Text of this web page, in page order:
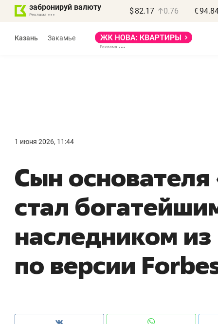
забронируй валюту $ 82.17 0.76 €
Казань Закамье
1 июня 2026, 11:44
Сын
стал
наследником из
по версии
правил, бизнес может
потерять минимум
полгода»
Как бизнесу выйти на зарубежные
чем интересен Оман?